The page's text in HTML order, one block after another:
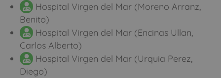
Hospital Virgen del Mar (Moreno Arranz,
Benito)
Hospital Virgen del Mar (Encinas Ullan,
Carlos Alberto)
Hospital Virgen del Mar (Urquia Perez,
Diego)